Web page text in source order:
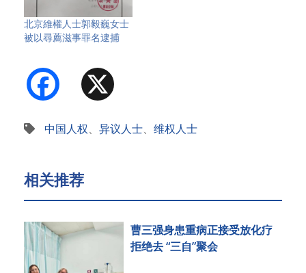
北京維權人士郭毅巍女士
被以尋薦滋事罪名逮捕
Facebook
中国人权、 异议人士、 维权人士
相关推荐
曹三强身患重病正接受放化疗
拒绝去 “三自”聚会